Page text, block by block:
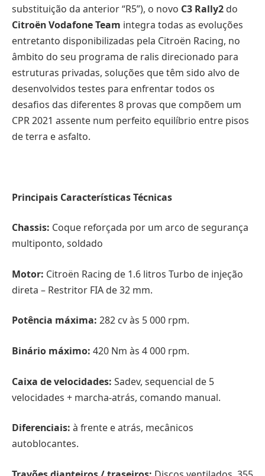
substituição da anterior “R5”), o novo C3 Rally2 do
Citroën Vodafone Team integra todas as evoluções
entretanto disponibilizadas pela Citroën Racing, no
âmbito do seu programa de ralis direcionado para
estruturas privadas, soluções que têm sido alvo de
desenvolvidos testes para enfrentar todos os
desafios das diferentes 8 provas que compõem um
CPR 2021 assente num perfeito equilíbrio entre pisos
de terra e asfalto.
Principais Características Técnicas
Chassis: Coque reforçada por um arco de segurança
multiponto, soldado
Motor: Citroën Racing de 1.6 litros Turbo de injeção
direta – Restritor FIA de 32 mm.
Potência máxima: 282 cv às 5 000 rpm.
Binário máximo: 420 Nm às 4 000 rpm.
Caixa de velocidades: Sadev, sequencial de 5
velocidades + marcha-atrás, comando manual.
Diferenciais: à frente e atrás, mecânicos
autoblocantes.